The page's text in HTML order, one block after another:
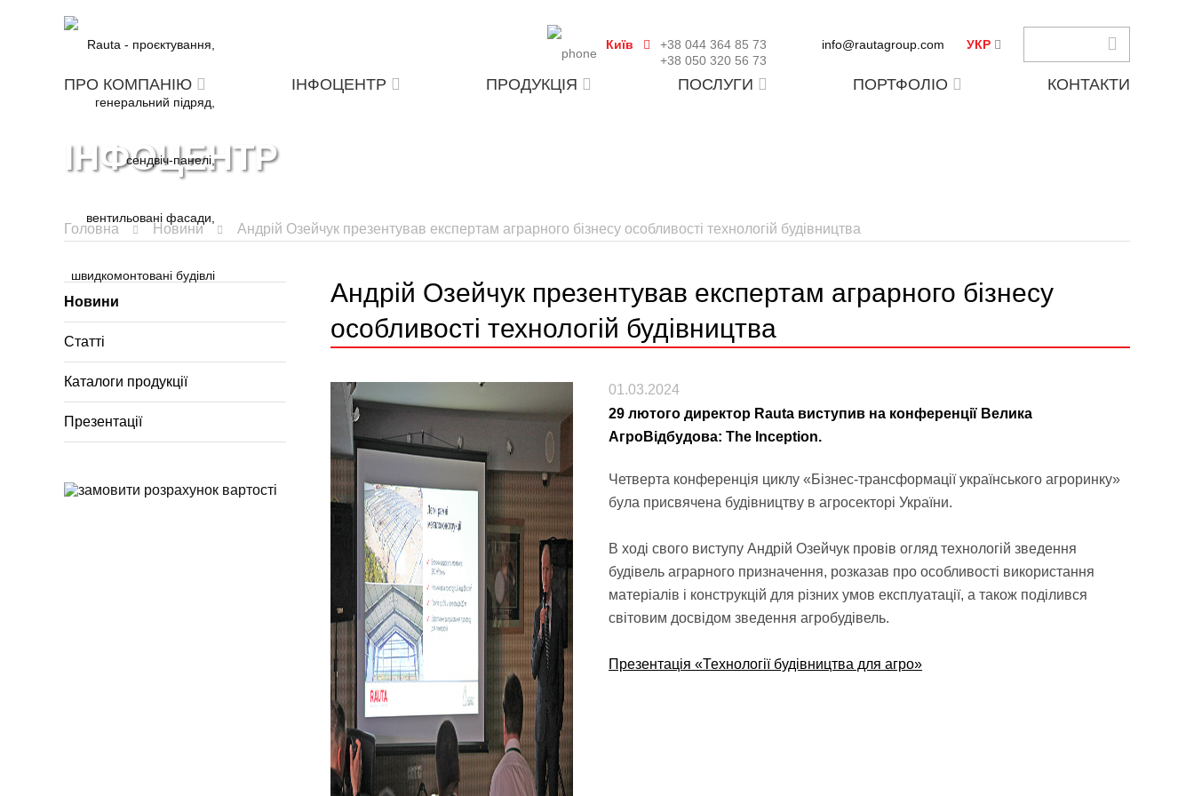
Київ
+38 044 364 85 73
+38 050 320 56 73
info@rautagroup.com УКР
ПРО КОМПАНІЮ ІНФОЦЕНТР ПРОДУКЦІЯ ПОСЛУГИ ПОРТФОЛІО КОНТАКТИ
ІНФОЦЕНТР
Головна Новини Андрій Озейчук презентував експертам аграрного бізнесу особливості технологій будівництва
Новини
Статті
Каталоги продукції
Презентації
Андрій Озейчук презентував експертам аграрного бізнесу
особливості технологій будівництва
01.03.2024
29 лютого директор Rauta виступив на конференції Велика
АгроВідбудова: The Inception.
Четверта конференція циклу «Бізнес-трансформації українського агроринку»
була присвячена будівництву в агросекторі України.
В ході свого виступу Андрій Озейчук провів огляд технологій зведення
будівель аграрного призначення, розказав про особливості використання
матеріалів і конструкцій для різних умов експлуатації, а також поділився
світовим досвідом зведення агробудівель.
Презентація «Технології будівництва для агро»